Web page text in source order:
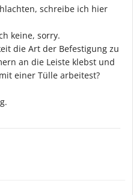
schreibe ich hier
keine, sorry.
die Art der Befestigung zu
an die Leiste klebst und
einer Tülle arbeitest?